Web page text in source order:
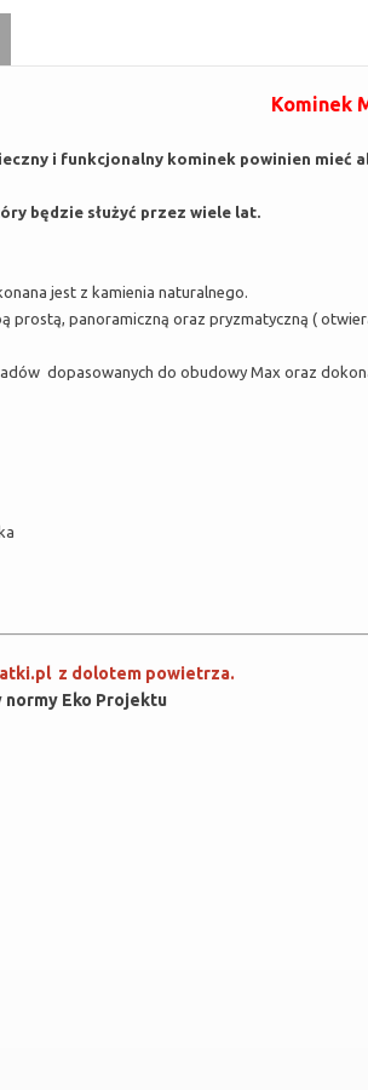
Kominek
i funkcjonalny kominek powinien
będzie służyć przez wiele lat.
jest z kamienia naturalnego.
prostą, panoramiczną oraz pryzmatyczną (
dopasowanych do obudowy Max oraz
z dolotem powietrza.
normy Eko Projektu